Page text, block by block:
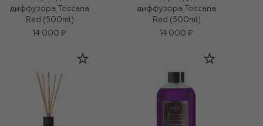
диффузора Toscana
Red (500ml)
14 000 ₽
диффузора Toscana
Red (500ml)
14 000 ₽